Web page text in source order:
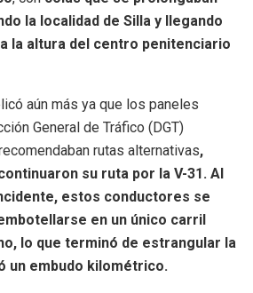
la localidad de Silla y llegando
la altura del centro penitenciario
aún más ya que los paneles
General de Tráfico (DGT)
rutas alternativas,
su ruta por la V-31. Al
estos conductores se
en un único carril
lo que terminó de estrangular la
un embudo kilométrico.